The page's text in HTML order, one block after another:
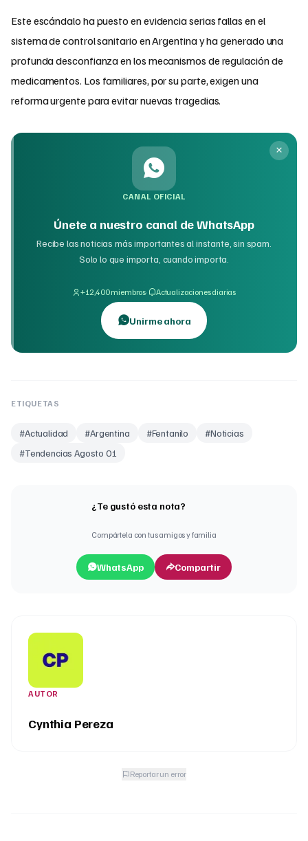
Este escándalo ha puesto en evidencia serias fallas en el
sistema de control sanitario en Argentina y ha generado una
profunda desconfianza en los mecanismos de regulación de
medicamentos. Los familiares, por su parte, exigen una
reforma urgente para evitar nuevas tragedias.
CANAL OFICIAL
Únete a nuestro canal de WhatsApp
Recibe las noticias más importantes al instante, sin spam.
Solo lo que importa, cuando importa.
+12,400 miembros· Actualizaciones diarias
Unirme ahora
ETIQUETAS
#Actualidad #Argentina #Fentanilo #Noticias
#Tendencias Agosto 01
¿Te gustó esta nota?
Compártela con tus amigos y familia
WhatsApp Compartir
AUTOR
Cynthia Pereza
Reportar un error